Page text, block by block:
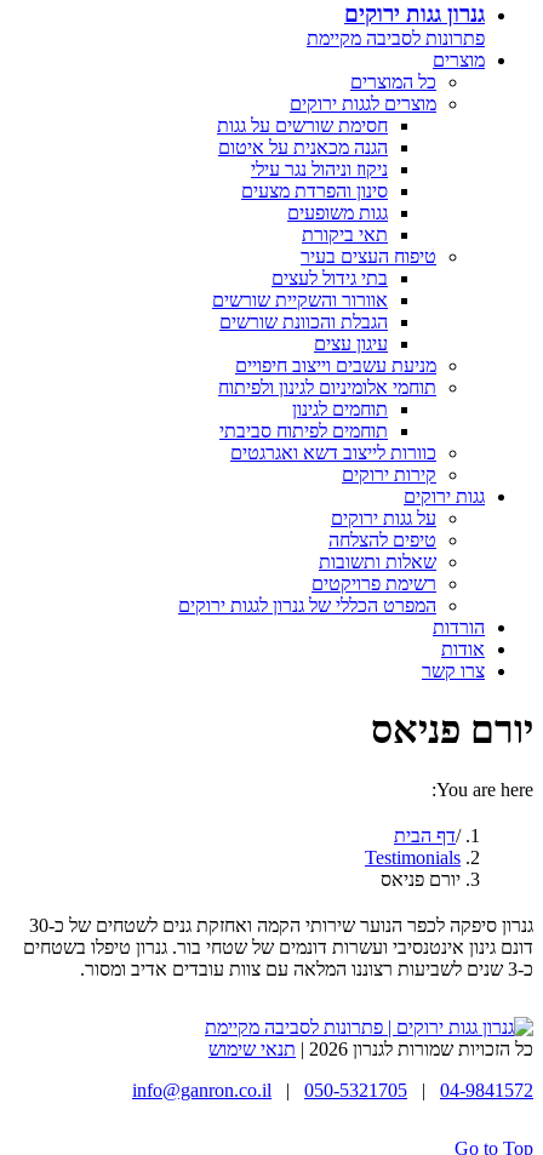
גנרון גגות ירוקים
פתרונות לסביבה מקיימת
מוצרים
כל המוצרים
מוצרים לגגות ירוקים
חסימת שורשים על גגות
הגנה מכאנית על איטום
ניקוז וניהול נגר עילי
סינון והפרדת מצעים
גגות משופעים
תאי ביקורת
טיפוח העצים בעיר
בתי גידול לעצים
אוורור והשקיית שורשים
הגבלת והכוונת שורשים
עיגון עצים
מניעת עשבים וייצוב חיפויים
תוחמי אלומיניום לגינון ולפיתוח
תוחמים לגינון
תוחמים לפיתוח סביבתי
כוורות לייצוב דשא ואגרגטים
קירות ירוקים
גגות ירוקים
על גגות ירוקים
טיפים להצלחה
שאלות ותשובות
רשימת פרויקטים
המפרט הכללי של גנרון לגגות ירוקים
הורדות
אודות
צרו קשר
יורם פניאס
You are here:
דף הבית
Testimonials
יורם פניאס
גנרון סיפקה לכפר הנוער שירותי הקמה ואחזקת גנים לשטחים של כ-30
דונם גינון אינטנסיבי ועשרות דונמים של שטחי בור. גנרון טיפלו בשטחים
כ-3 שנים לשביעות רצוננו המלאה עם צוות עובדים אדיב ומסור.
כל הזכויות שמורות לגנרון 2026 |
תנאי שימוש
04-9841572
|
050-5321705
|
info@ganron.co.il
Go to Top